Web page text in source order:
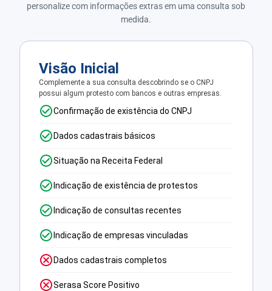
personalize com informações extras em uma consulta sob
medida.
Visão Inicial
Complemente a sua consulta descobrindo se o CNPJ
possui algum protesto com bancos e outras empresas.
Confirmação de existência do CNPJ
Dados cadastrais básicos
Situação na Receita Federal
Indicação de existência de protestos
Indicação de consultas recentes
Indicação de empresas vinculadas
Dados cadastrais completos
Serasa Score Positivo